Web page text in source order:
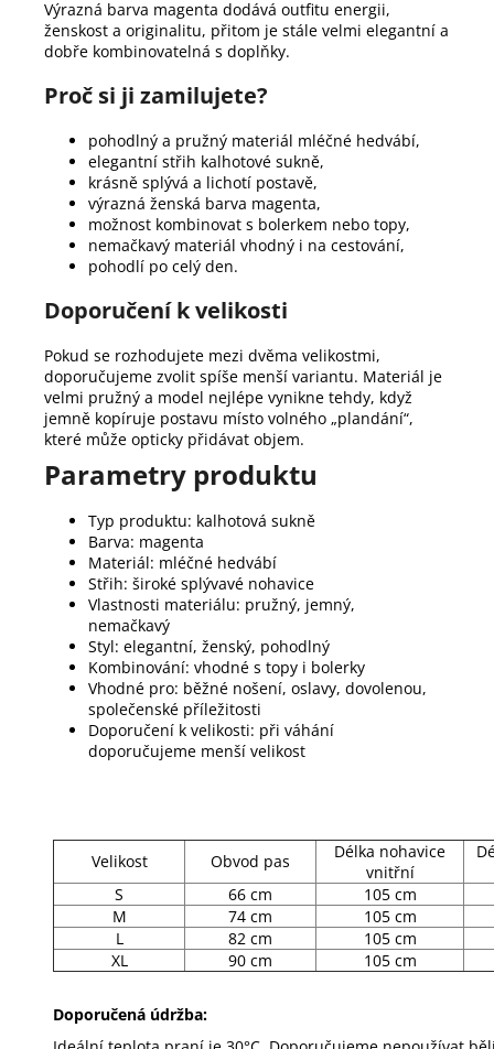
Výrazná barva magenta dodává outfitu energii,
ženskost a originalitu, přitom je stále velmi elegantní a
dobře kombinovatelná s doplňky.
Proč si ji zamilujete?
pohodlný a pružný materiál mléčné hedvábí,
elegantní střih kalhotové sukně,
krásně splývá a lichotí postavě,
výrazná ženská barva magenta,
možnost kombinovat s bolerkem nebo topy,
nemačkavý materiál vhodný i na cestování,
pohodlí po celý den.
Doporučení k velikosti
Pokud se rozhodujete mezi dvěma velikostmi,
doporučujeme zvolit spíše menší variantu. Materiál je
velmi pružný a model nejlépe vynikne tehdy, když
jemně kopíruje postavu místo volného „plandání“,
které může opticky přidávat objem.
Parametry produktu
Typ produktu: kalhotová sukně
Barva: magenta
Materiál: mléčné hedvábí
Střih: široké splývavé nohavice
Vlastnosti materiálu: pružný, jemný,
nemačkavý
Styl: elegantní, ženský, pohodlný
Kombinování: vhodné s topy i bolerky
Vhodné pro: běžné nošení, oslavy, dovolenou,
společenské příležitosti
Doporučení k velikosti: při váhání
doporučujeme menší velikost
Velikost Obvod pas
Délka nohavice
vnitřní
S 66 cm
105 cm
M
74 cm
105 cm
L
82 cm
105 cm
XL
90 cm 105 cm
Doporučená údržba: